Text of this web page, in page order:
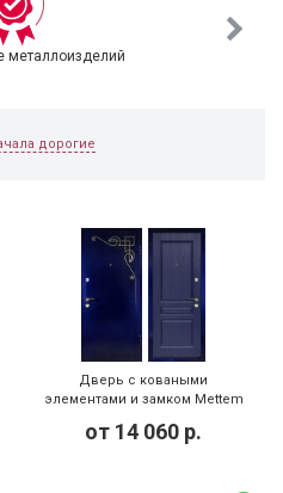
металлоизделий
дорогие
Дверь с коваными
элементами и замком Mettem
от 14 060 р.